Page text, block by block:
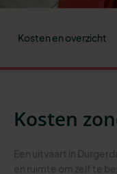
Kosten en overzicht
Kosten
Een uitvaart in
en ruimte om zelf te